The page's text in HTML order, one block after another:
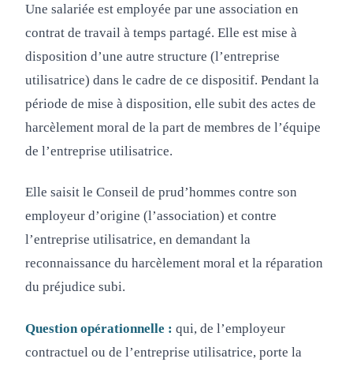
Une salariée est employée par une association en
contrat de travail à temps partagé. Elle est mise à
disposition d’une autre structure (l’entreprise
utilisatrice) dans le cadre de ce dispositif. Pendant la
période de mise à disposition, elle subit des actes de
harcèlement moral de la part de membres de l’équipe
de l’entreprise utilisatrice.
Elle saisit le Conseil de prud’hommes contre son
employeur d’origine (l’association) et contre
l’entreprise utilisatrice, en demandant la
reconnaissance du harcèlement moral et la réparation
du préjudice subi.
Question opérationnelle : qui, de l’employeur
contractuel ou de l’entreprise utilisatrice, porte la